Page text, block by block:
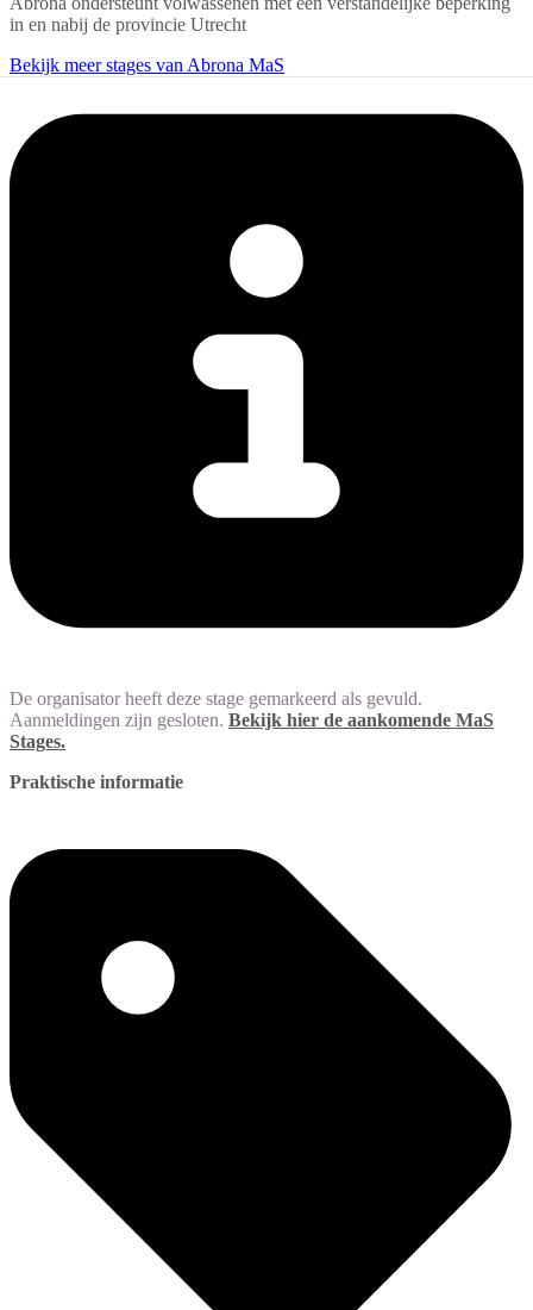
in en nabij de provincie Utrecht
Bekijk meer stages van Abrona MaS
De organisator heeft deze stage gemarkeerd als gevuld.
Aanmeldingen zijn gesloten. Bekijk hier de aankomende MaS
Stages.
Praktische informatie